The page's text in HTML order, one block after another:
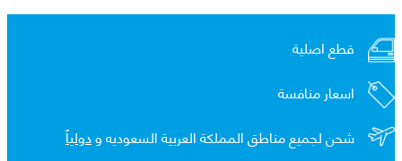
قطع اصلية
اسعار منافسة
شحن لجميع مناطق المملكة العربية السعوديه ودولياً